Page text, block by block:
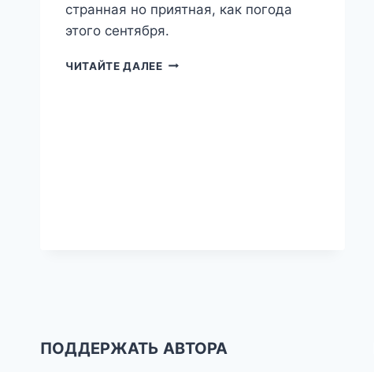
странная но приятная, как погода
этого сентября.
ЧИТАЙТЕ ДАЛЕЕТРИ
ПОДДЕРЖАТЬ АВТОРА